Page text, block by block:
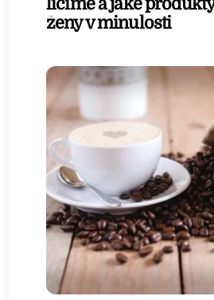
líčíme a jaké
ženy v minulosti